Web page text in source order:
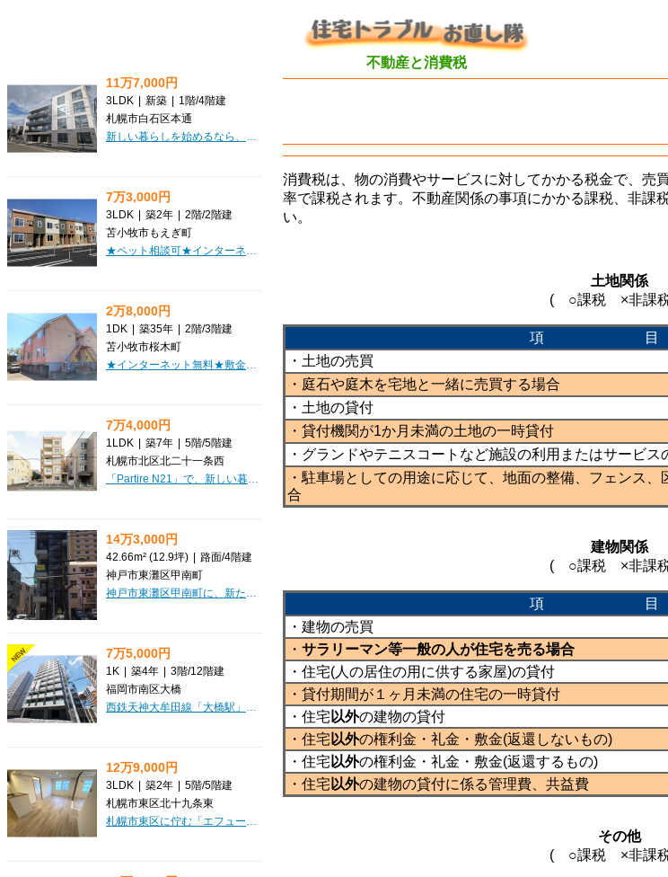
不動産と消費税
消費税は、物の消費やサービスに対してかかる税金で、売
率で課税されます。不動産関係の事項にかかる課税、非課
い。
土地関係
( ○課税 ×非課
項 目
・土地の売買
・庭石や庭木を宅地と一緒に売買する場合
・土地の貸付
・貸付機関が1か月未満の土地の一時貸付
・グランドやテニスコートなど施設の利用またはサービ
・駐車場としての用途に応じて、地面の整備、フェンス
合
建物関係
( ○課税 ×非課
項 目
・建物の売買
・ サラリーマン等一般の人が住宅を売る場合
・住宅(人の居住の用に供する家屋)の貸付
・貸付期間が１ヶ月未満の住宅の一時貸付
・住宅 以外の建物の貸付
・住宅 以外の権利金・礼金・敷金(返還しないもの)
・住宅 以外の権利金・礼金・敷金(返還するもの)
・住宅 以外の建物の貸付に係る管理費、共益費
その他
( ○課税 ×非課
11万7,000円
3LDK 新築 1階/4階建
札幌市白石区本通
新しい暮らしを始めるなら、札幌市白石区本通に誕生したばかりの「SILENT HILLS」はいかがでしょうか？こちらは、ゆとりの広さ78.93㎡を誇る3LDKの新築マンションです。南西向きの角部屋で、日当たりも良好なのが嬉しいポイント。お部屋には、お料理が楽しくなるシステムキッチンに3口コンロ、カウンターキッチンも完備。さらに、ウォークインクローゼットやシューズボックスなど収納も充実しており、お部屋をすっきりと保てます。インターネット利用料が無料なのも魅力的ですね。オートロックや防犯カメラ、モニター付インターホンでセキュリティも安心。冬の暮らしを快適にするロードヒーティングや、便利な宅配BOXも備わっています。駐車場は2台目もご相談いただけますので、ファミリーにもぴったり。周辺にはコンビニやスーパー、小中学校も揃い、生活利便性も◎です。新しいお住まいで、快適な毎日を始めてみませんか？ぜひ一度、ご内覧ください。
7万3,000円
3LDK 築2年 2階/2階建
苫小牧市もえぎ町
★ペット相談可★インターネット無料♪エアコン完備！ウォークインクローゼットで収納便利！追い炊き機能・浴室乾燥機完備！家賃・初期費用クレジット決済OK！
2万8,000円
1DK 築35年 2階/3階建
苫小牧市桜木町
★インターネット無料★敷金・礼金0円♪家具・家電レンタル相談可！キレイな室内！お部屋探しはミニミニで♪
7万4,000円
1LDK 築7年 5階/5階建
札幌市北区北二十一条西
「Partire N21」で、新しい暮らしを始めてみませんか？札幌市営地下鉄南北線「北24条」駅から徒歩5分という、毎日の通勤・通学にも便利な好立地に位置するマンションです。お部屋は広々としたLDK8.5帖と洋室5.6帖の1LDK。お一人暮らしはもちろん、お二人での新生活にもぴったりの空間が広がります。最上階のお部屋なので、開放感も感じていただけますよ。都市ガス対応のシステムキッチンでお料理も楽しく、エアコン完備で季節を問わず快適に過ごせます。ウォークインクローゼットやシューズボックスなど収納も充実しており、お部屋をすっきりと保てるのが嬉しいポイントです。オートロック、モニタ付インターホン、防犯カメラといったセキュリティ設備に加え、忙しい毎日をサポートする宅配BOXも完備。安心と便利さを兼ね備えた住まいですね。周辺にはコンビニやスーパー、郵便局、病院などが徒歩圏内に揃い、日々の生活がとても便利。保証人不要でご契約いただけるのも魅力の一つです。礼金0円で初期費用を抑えられるのも嬉しいですね。ぜひ一度、この快適な住まいをご覧になりませんか？オンラインでのご案内も可...
14万3,000円
42.66m² (12.9坪) 路面/4階建
神戸市東灘区甲南町
神戸市東灘区甲南町に、新たなビジネスチャンスを掴む1階路面店が登場しました！『十二間道路』に面した視認性の高い立地は、お客様の目を惹きつけ、集客力も期待できますね。飲食店（重飲食含む）、小売・物販、美容・健康・介護など、幅広い業種に対応可能な「何商可」の物件ですので、あなたの夢の実現を力強くサポートします。ガス設備も完備しており、深夜営業のご相談も可能ですので、多様なビジネススタイルにも柔軟に対応していただけます。周辺にはスーパーや銀行、飲食店が充実しており、地域住民の生活動線に密着した利便性の高いエリアです。JR摂津本山駅からは徒歩11分。この場所で、あなたの新しいビジネスを始めてみませんか？ぜひ一度、現地をご覧になってください。
NEW 7万5,000円
1K 築4年 3階/12階建
福岡市南区大橋
西鉄天神大牟田線「大橋駅」から徒歩6分、「アルファレガロ大橋」で新しい毎日をスタートしませんか？こちらの物件は、嬉しい家具家電プレゼント付き！デザイナーズ仕様の洗練された空間で、快適なシングルライフが待っています。25.07㎡の1Kは、お一人暮らしにぴったりの広さ。システムキッチンにはIHクッキングヒーターとガスコンロの両方が備わり、お料理の幅も広がります。バス・トイレ別で独立洗面台、追い焚き風呂、浴室乾燥機も完備しており、水回りも充実していますね。オートロックや防犯カメラ、セキュリティ会社加入済で安心の暮らしをサポート。24時間ゴミ出し可能や宅配BOXも嬉しいポイントです。マックスバリュやコンビニ、ドラッグストアが徒歩2分圏内にあり、日々の買い物にも困りません。日当り良好な角部屋で、心地よい新生活をぜひご体験ください。
12万9,000円
3LDK 築2年 5階/5階建
札幌市東区北十九条東
札幌市東区に佇む「エフュート北19条」で、新しい暮らしを始めてみませんか？2024年2月築の築浅マンションで、広々74.18㎡の3LDKは、ご家族やカップルにぴったりのゆとりの空間です。初期費用を抑えたい方に嬉しい敷金0円！さらに、インターネット利用料が無料なので、月々の出費を賢く節約しながら快適なネットライフをお楽しみいただけます。室内は、システムキッチンや3口コンロで料理がはかどるLDK17.7帖、追い焚き機能付きの広々1坪以上の浴室、独立洗面台など、水回りの設備が充実。ウォークインクローゼットや納戸など収納も豊富で、お部屋をすっきりと保てます。最上階のお部屋で日当りも良好、開放感あふれる毎日が待っています。オートロックや防犯カメラ、モニタ付インターホンなどセキュリティも万全。宅配BOXも完備で、忙しい毎日をサポートします。徒歩5分圏内にはスーパーやドラッグストア、コンビニ、小中学校、保育園が揃い、子育て世帯にも暮らしやすい環境です。保証人不要や2人入居・留学生相談も可能で、多様なライフスタイルに対応。ぜひ一度、この魅力的なお部屋をご覧ください。